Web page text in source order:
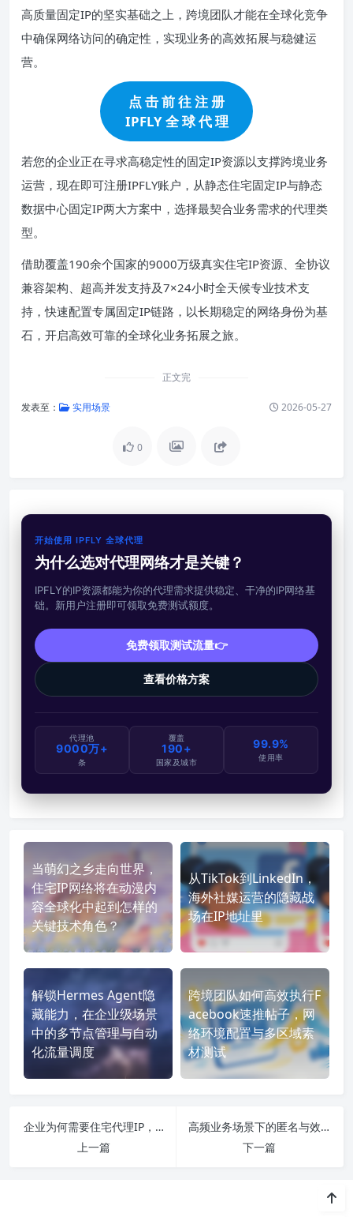
高质量固定IP的坚实基础之上，跨境团队才能在全球化竞争
中确保网络访问的确定性，实现业务的高效拓展与稳健运
营。
点 击 前 往 注 册
IPFLY 全 球 代 理
若您的企业正在寻求高稳定性的固定IP资源以支撑跨境业务
运营，现在即可注册IPFLY账户，从静态住宅固定IP与静态
数据中心固定IP两大方案中，选择最契合业务需求的代理类
型。
借助覆盖190余个国家的9000万级真实住宅IP资源、全协议
兼容架构、超高并发支持及7×24小时全天候专业技术支
持，快速配置专属固定IP链路，以长期稳定的网络身份为基
石，开启高效可靠的全球化业务拓展之旅。
正文完
发表至： 实用场景 2026-05-27
0
开始使用 IPFLY 全球代理
为什么选对代理网络才是关键？
IPFLY的IP资源都能为你的代理需求提供稳定、干净的IP网络基
础。新用户注册即可领取免费测试额度。
免费领取测试流量👉
查看价格方案
代理池
9000万+
条
覆盖
190+
国家及城市
99.9%
使用率
当萌幻之乡走向世界，
住宅IP网络将在动漫内
容全球化中起到怎样的
关键技术角色？
从TikTok到LinkedIn，
海外社媒运营的隐藏战
场在IP地址里
解锁Hermes Agent隐
藏能力，在企业级场景
中的多节点管理与自动
化流量调度
跨境团队如何高效执行F
acebook速推帖子，网
络环境配置与多区域素
材测试
企业为何需要住宅代理IP，理清真实终端IP的跨境应用逻辑
上一篇
高频业务场景下的匿名与效率平衡术，独享动态IP深度解析
下一篇